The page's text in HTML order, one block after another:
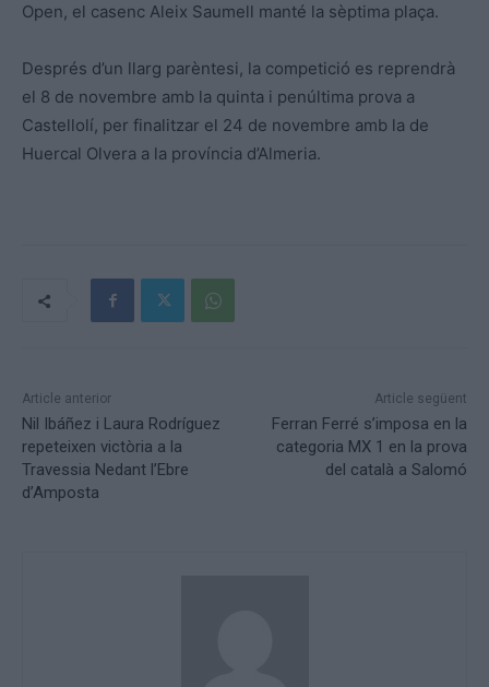
Open, el casenc Aleix Saumell manté la sèptima plaça.
Després d’un llarg parèntesi, la competició es reprendrà
el 8 de novembre amb la quinta i penúltima prova a
Castellolí, per finalitzar el 24 de novembre amb la de
Huercal Olvera a la província d’Almeria.
Article anterior
Nil Ibáñez i Laura Rodríguez
repeteixen victòria a la
Travessia Nedant l’Ebre
d’Amposta
Article següent
Ferran Ferré s’imposa en la
categoria MX 1 en la prova
del català a Salomó